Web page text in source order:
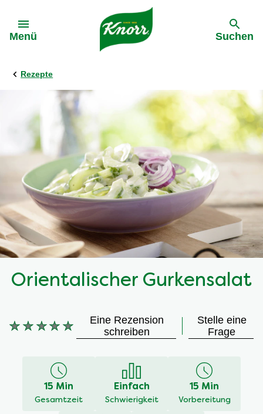
Menü Suchen
Rezepte
Orientalischer Gurkensalat
Keine
abgegeben
Eine Rezension
schreiben
Stelle eine
Frage
15 Min
Gesamtzeit
Einfach
Schwierigkeit
15 Min
Vorbereitung